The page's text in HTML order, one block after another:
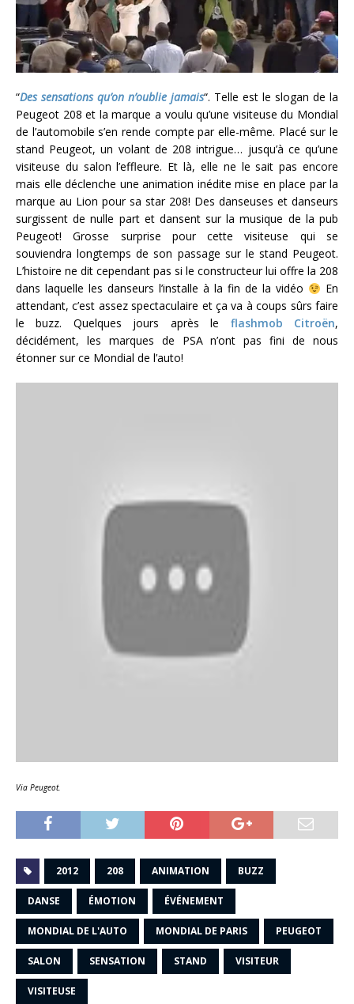
“Des sensations qu’on n’oublie jamais“. Telle est le slogan de la
Peugeot 208 et la marque a voulu qu’une visiteuse du Mondial
de l’automobile s’en rende compte par elle-même. Placé sur le
stand Peugeot, un volant de 208 intrigue… jusqu’à ce qu’une
visiteuse du salon l’effleure. Et là, elle ne le sait pas encore
mais elle déclenche une animation inédite mise en place par la
marque au Lion pour sa star 208! Des danseuses et danseurs
surgissent de nulle part et dansent sur la musique de la pub
Peugeot! Grosse surprise pour cette visiteuse qui se
souviendra longtemps de son passage sur le stand Peugeot.
L’histoire ne dit cependant pas si le constructeur lui offre la 208
dans laquelle les danseurs l’installe à la fin de la vidéo
En
attendant, c’est assez spectaculaire et ça va à coups sûrs faire
le buzz. Quelques jours après le flashmob Citroën,
décidément, les marques de PSA n’ont pas fini de nous
étonner sur ce Mondial de l’auto!
Via Peugeot.
2012 208 ANIMATION BUZZ
DANSE ÉMOTION ÉVÉNEMENT
MONDIAL DE L'AUTO MONDIAL DE PARIS PEUGEOT
SALON SENSATION STAND VISITEUR
VISITEUSE